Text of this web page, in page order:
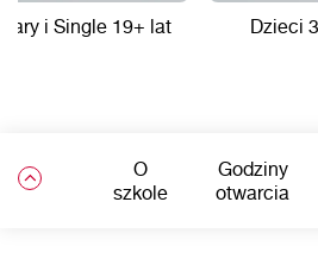
Pary i Single 19+ lat Dzieci
O
szkole
Godziny
otwarcia